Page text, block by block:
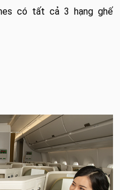
có tất cả 3 hạng ghế